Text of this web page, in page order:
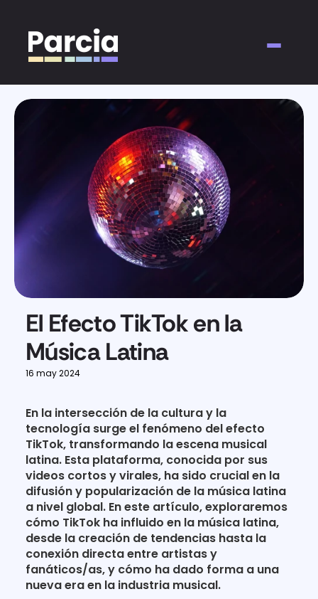
Para Creadores
Información
Contacto
El Efecto TikTok en la
Música Latina
16 may 2024
En la intersección de la cultura y la
tecnología surge el fenómeno del efecto
TikTok, transformando la escena musical
latina. Esta plataforma, conocida por sus
videos cortos y virales, ha sido crucial en la
difusión y popularización de la música latina
a nivel global. En este artículo, exploraremos
cómo TikTok ha influido en la música latina,
desde la creación de tendencias hasta la
conexión directa entre artistas y
fanáticos/as, y cómo ha dado forma a una
nueva era en la industria musical.